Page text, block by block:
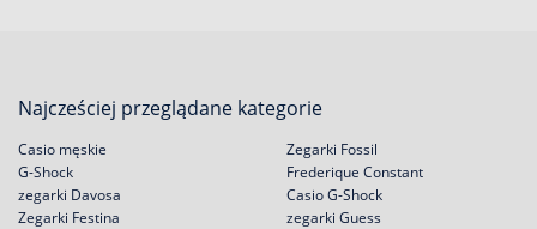
Najcześciej przeglądane kategorie
Casio męskie
G-Shock
zegarki Davosa
Zegarki Festina
Zegarki Fossil
Frederique Constant
Casio G-Shock
zegarki Guess